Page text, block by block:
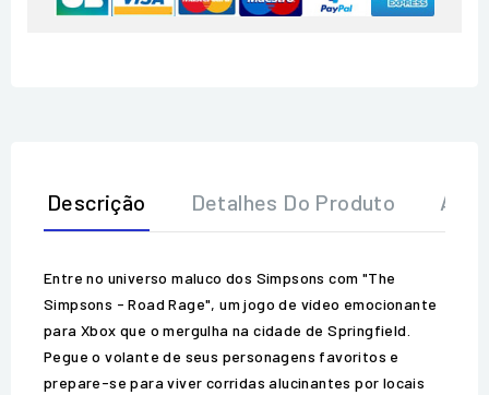
Descrição Detalhes Do Produto
Entre no universo maluco dos Simpsons com "The
Simpsons - Road Rage", um jogo de vídeo emocionante
para Xbox que o mergulha na cidade de Springfield.
Pegue o volante de seus personagens favoritos e
prepare-se para viver corridas alucinantes por locais